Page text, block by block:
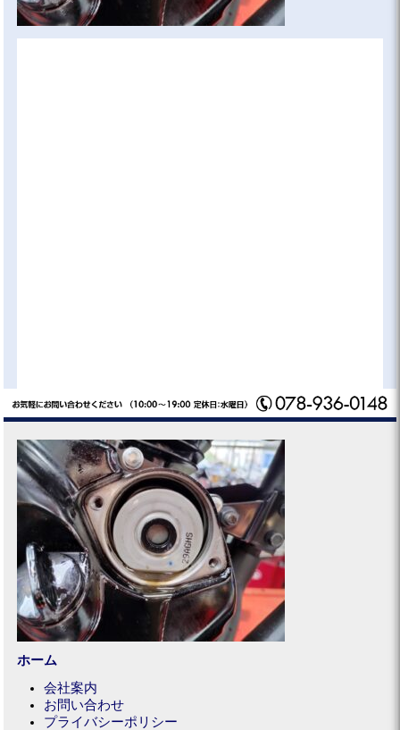
ホーム
会社案内
お問い合わせ
プライバシーポリシー